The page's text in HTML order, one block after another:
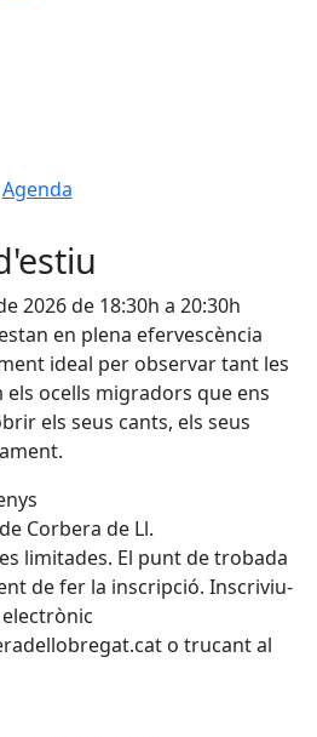
Agenda
2026 de 18:30h a 20:30h
en plena efervescència
ideal per observar tant les
els ocells migradors que ens
els seus cants, els seus
Corbera de Ll.
limitades. El punt de trobada
de fer la inscripció. Inscriviu-
o trucant al